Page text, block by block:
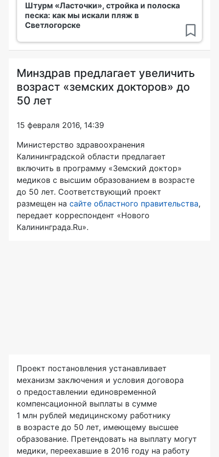
Штурм «Ласточки», стройка и полоска
песка: как мы искали пляж в
Светлогорске
Минздрав предлагает увеличить
возраст «земских докторов» до
50 лет
15 февраля 2016, 14:39
Министерство здравоохранения
Калининградской области предлагает
включить в программу «Земский доктор»
медиков с высшим образованием в возрасте
до 50 лет. Соответствующий проект
размещен на сайте областного правительства,
передает корреспондент «Нового
Калининграда.Ru».
Проект постановления устанавливает
механизм заключения и условия договора
о предоставлении единовременной
компенсационной выплаты в сумме
1 млн рублей медицинскому работнику
в возрасте до 50 лет, имеющему высшее
образование. Претендовать на выплату могут
медики, переехавшие в 2016 году на работу